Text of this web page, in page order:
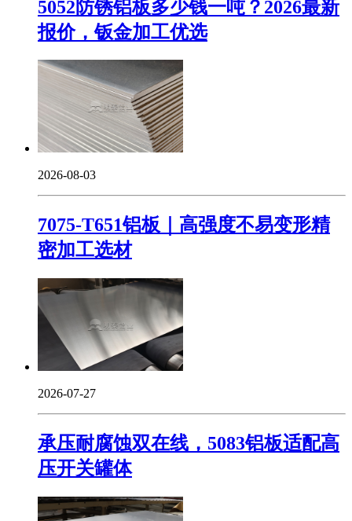
5052防锈铝板多少钱一吨？2026最新
报价，钣金加工优选
2026-08-03
7075-T651铝板｜高强度不易变形精
密加工选材
2026-07-27
承压耐腐蚀双在线，5083铝板适配高
压开关罐体